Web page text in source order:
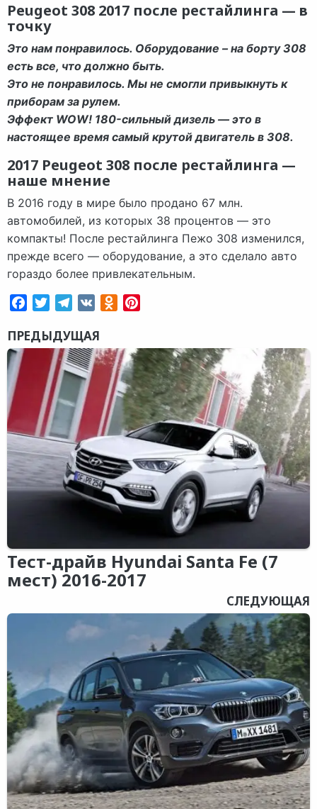
Peugeot 308 2017 после рестайлинга — в
точку
Это нам понравилось. Оборудование – на борту 308
есть все, что должно быть.
Это не понравилось. Мы не смогли привыкнуть к
приборам за рулем.
Эффект WOW! 180-сильный дизель — это в
настоящее время самый крутой двигатель в 308.
2017 Peugeot 308 после рестайлинга —
наше мнение
В 2016 году в мире было продано 67 млн.
автомобилей, из которых 38 процентов — это
компакты! После рестайлинга Пежо 308 изменился,
прежде всего — оборудование, а это сделало авто
гораздо более привлекательным.
FacebookTwitterTelegram
VK Odnoklassniki
ПРЕДЫДУЩАЯ
Тест-драйв Hyundai Santa Fe (7
мест) 2016-2017
СЛЕДУЮЩАЯ